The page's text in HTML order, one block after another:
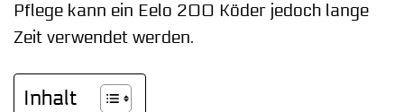
Pflege kann ein Eelo 200 Köder jedoch lange
Zeit verwendet werden.
Inhalt